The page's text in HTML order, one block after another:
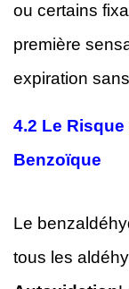
ou certains
première
expiration
4.2 Le
Benzoïque
Le
tous les